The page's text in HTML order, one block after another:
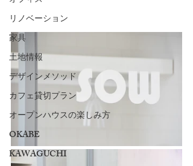
リノベーション
家具
土地情報
デザインメソッド
カフェ貸切プラン
オープンハウスの楽しみ方
OKABE
KAWAGUCHI